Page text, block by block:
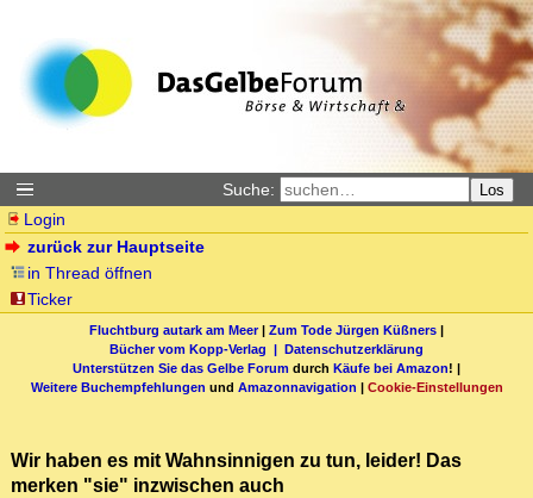
Suche: Los
Login
zurück zur Hauptseite
in Thread öffnen
Ticker
Fluchtburg autark am Meer| Zum Tode Jürgen Küßners |
Bücher vom Kopp-Verlag | Datenschutzerklärung
Unterstützen Sie das Gelbe Forum durch Käufe bei Amazon! |
Weitere Buchempfehlungen und Amazonnavigation | Cookie-Einstellungen
Wir haben es mit Wahnsinnigen zu tun, leider! Das
merken "sie" inzwischen auch